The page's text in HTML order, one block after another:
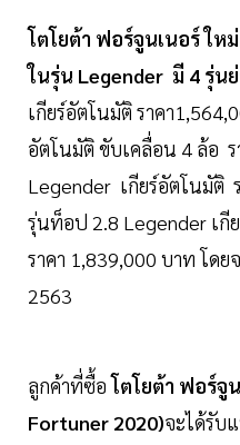
โตโยต้า ฟอร์จูนเนอร์ ให
ในรุ่น Legender มี 4 รุ่น
เกียร์อัตโนมัติ ราคา
อัตโนมัติ ขับเคลื่อน 4 ล้อ
Legender เกียร์อัตโนมัติ
รุ่นท็อป 2.8 Legender เกี
ราคา 1,839,000 บาท โดย
2563
ลูกค้าที่ซื้อโตโยต้า ฟอร์จู
Fortuner 2020)จะได้รับ